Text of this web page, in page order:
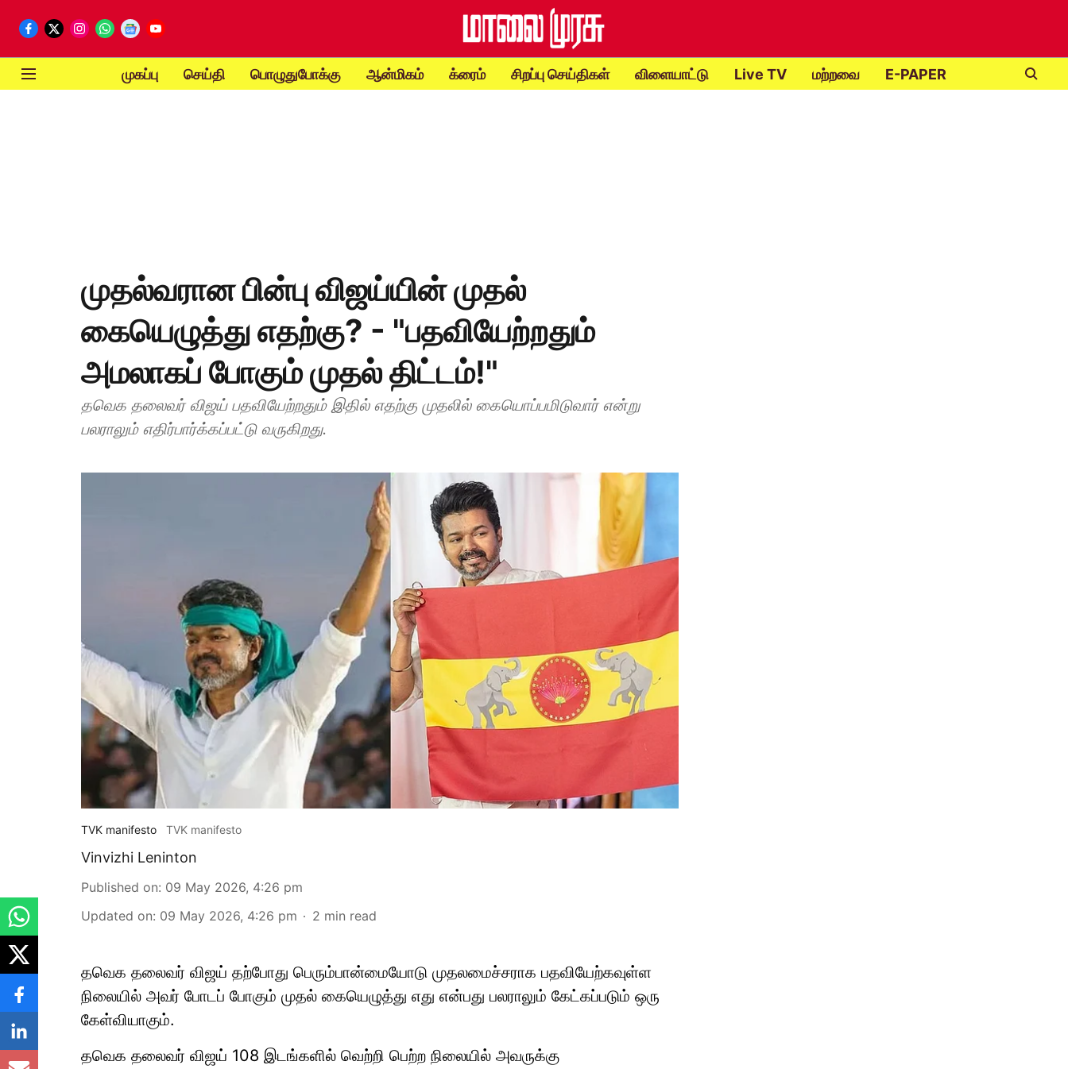
முகப்பு செய்தி பொழுதுபோக்கு ஆன்மிகம் க்ரைம் சிறப்பு செய்திகள் விளையாட்டு Live TV மற்றவை E-PAPER
முதல்வரான பின்பு விஜய்யின் முதல்
கையெழுத்து எதற்கு? - "பதவியேற்றதும்
அமலாகப் போகும் முதல் திட்டம்!"
தவெக தலைவர் விஜய் பதவியேற்றதும் இதில் எதற்கு முதலில் கையொப்பமிடுவார் என்று
பலராலும் எதிர்பார்க்கப்பட்டு வருகிறது.
TVK manifesto TVK manifesto
Vinvizhi Leninton
Published on: 09 May 2026, 4:26 pm
Updated on: 09 May 2026, 4:26 pm 2 min read
தவெக தலைவர் விஜய் தற்போது பெரும்பான்மையோடு முதலமைச்சராக பதவியேற்கவுள்ள
நிலையில் அவர் போடப் போகும் முதல் கையெழுத்து எது என்பது பலராலும் கேட்கப்படும் ஒரு
கேள்வியாகும்.
தவெக தலைவர் விஜய் 108 இடங்களில் வெற்றி பெற்ற நிலையில் அவருக்கு